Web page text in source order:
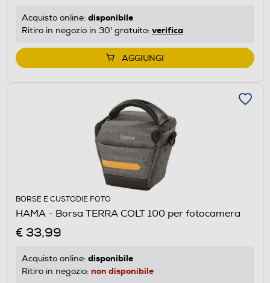
Acquisto online: disponibile
Ritiro in negozio in 30' gratuito: verifica
AGGIUNGI
BORSE E CUSTODIE FOTO
HAMA - Borsa TERRA COLT 100 per fotocamera
€ 33,99
Acquisto online: disponibile
Ritiro in negozio: non disponibile